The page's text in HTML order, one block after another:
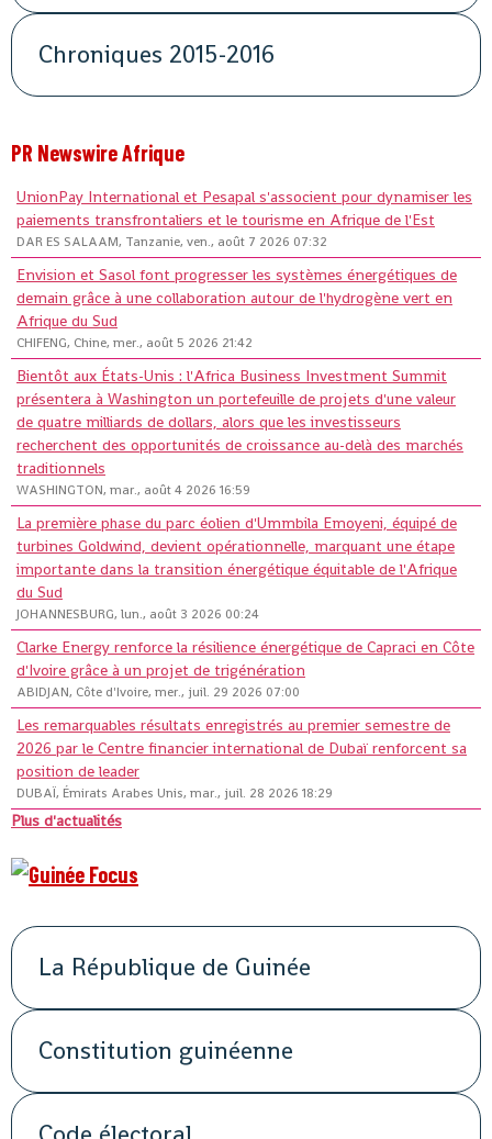
Chroniques 2015-2016
PR Newswire Afrique
UnionPay International et Pesapal s'associent pour dynamiser les
paiements transfrontaliers et le tourisme en Afrique de l'Est
DAR ES SALAAM, Tanzanie, ven., août 7 2026 07:32
Envision et Sasol font progresser les systèmes énergétiques de
demain grâce à une collaboration autour de l'hydrogène vert en
Afrique du Sud
CHIFENG, Chine, mer., août 5 2026 21:42
Bientôt aux États-Unis : l'Africa Business Investment Summit
présentera à Washington un portefeuille de projets d'une valeur
de quatre milliards de dollars, alors que les investisseurs
recherchent des opportunités de croissance au-delà des marchés
traditionnels
WASHINGTON, mar., août 4 2026 16:59
La première phase du parc éolien d'Ummbila Emoyeni, équipé de
turbines Goldwind, devient opérationnelle, marquant une étape
importante dans la transition énergétique équitable de l'Afrique
du Sud
JOHANNESBURG, lun., août 3 2026 00:24
Clarke Energy renforce la résilience énergétique de Capraci en Côte
d'Ivoire grâce à un projet de trigénération
ABIDJAN, Côte d'Ivoire, mer., juil. 29 2026 07:00
Les remarquables résultats enregistrés au premier semestre de
2026 par le Centre financier international de Dubaï renforcent sa
position de leader
DUBAÏ, Émirats Arabes Unis, mar., juil. 28 2026 18:29
Plus d'actualités
La République de Guinée
Constitution guinéenne